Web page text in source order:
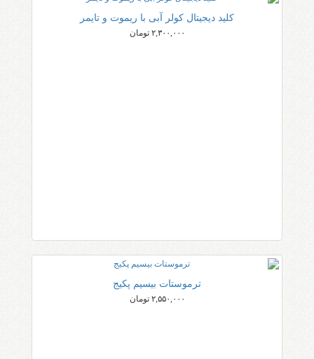
کلید دیجیتال کولر آبی با ریموت و تایمر
۲,۳۰۰,۰۰۰ تومان
ترموستات بیسیم پکیج
۲,۵۵۰,۰۰۰ تومان